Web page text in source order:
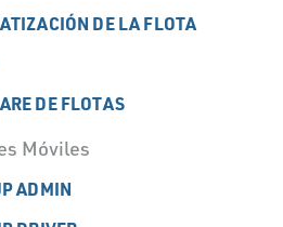
DE LA FLOTA
DE FLOTAS
Móviles
ADMIN
contigo